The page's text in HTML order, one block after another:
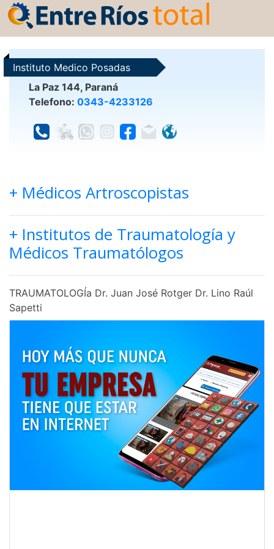
Instituto Medico Posadas
La Paz 144, Paraná
Telefono: 0343-4233126
+ Médicos Artroscopistas
+ Institutos de Traumatología y
Médicos Traumatólogos
TRAUMATOLOGÍa Dr. Juan José Rotger Dr. Lino Raúl
Sapetti